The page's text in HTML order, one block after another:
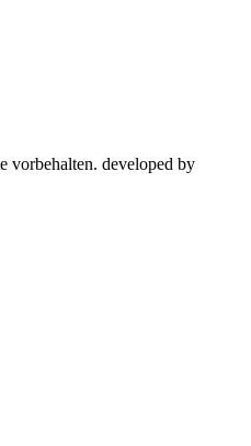
vorbehalten. developed by